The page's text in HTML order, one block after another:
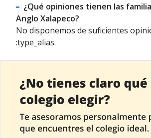
¿Qué opiniones tienen las
Anglo Xalapeсo?
No disponemos de suficientes
:type_alias.